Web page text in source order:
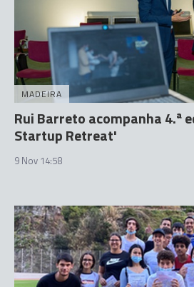
MADEIRA
Rui Barreto acompanha 4.ª
Startup Retreat'
9 Nov 14:58